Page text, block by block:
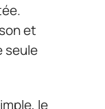
et
seule
le